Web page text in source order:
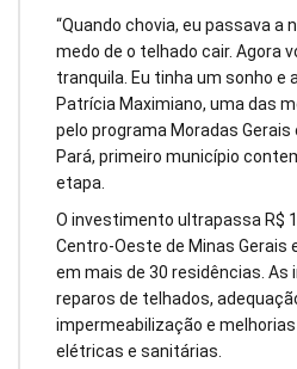
“Quando chovia, eu passava a
medo de o telhado cair. Agora
tranquila. Eu tinha um sonho e
Patrícia Maximiano, uma das
pelo programa Moradas Gerais
Pará, primeiro município
etapa.
O investimento ultrapassa R$
Centro-Oeste de Minas Gerais
em mais de 30 residências.
reparos de telhados,
impermeabilização e
elétricas e sanitárias.